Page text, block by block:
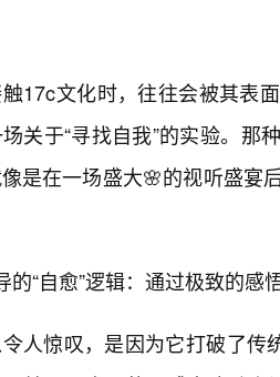
17c文化时，往往会被其表
关于“寻找自我”的实验。那
是在一场盛大🌸的视听盛宴
“自愈”逻辑：通过极致的感
人惊叹，是因为它打破了传